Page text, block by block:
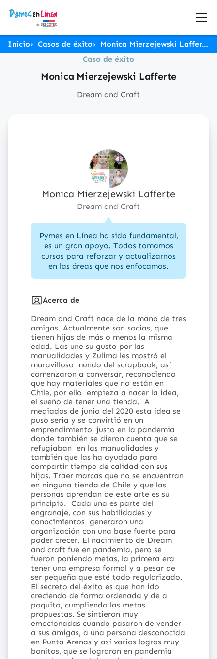
Inicio Casos de éxito
Monica Mierzejewski Lafferte
Caso de éxito
Monica Mierzejewski Lafferte
Dream and Craft
Monica Mierzejewski Lafferte
Dream and Craft
Pymes en Línea ha sido fundamental,
es un gran apoyo. Todos tomamos
cursos para reforzar y actualizarnos
en las áreas que nos enfocamos.
Acerca de
Dream and Craft nace de la mano de tres
amigas. Actualmente son socias, que
tienen hijas de más o menos la misma
edad. Las une su gusto por las
manualidades y Zulima les mostró el
maravilloso mundo del scrapbook, así
comenzaron a conversar, reconociendo
que hay materiales que no están en
Chile, por ello empieza a nacer la idea,
el sueño de tener una tienda. A
mediados de junio del 2020 esta idea se
puso seria y se convirtió en un
emprendimiento, justo en la pandemia
donde también se dieron cuenta que se
refugiaban en las manualidades y
también que las ha ayudado para
compartir tiempo de calidad con sus
hijas. Traer marcas que no se encuentran
en ninguna tienda de Chile y que las
personas aprendan de este arte es su
principio. Cada una es parte del
engranaje, con sus habilidades y
conocimientos generaron una
organización con una base fuerte para
poder crecer. El nacimiento de Dream
and craft fue en pandemia, pero se
fueron poniendo metas, la primera era
tener una empresa formal y a pesar de
ser pequeña que esté todo regularizado.
El secreto del éxito es que han ido
creciendo de forma ordenada y de a
poquito, cumpliendo las metas
propuestas. Se sintieron muy
emocionadas cuando pasaron de vender
a sus amigas, a una persona desconocida
en Punta Arenas y así varios logros muy
bonitos, que se lograron en pandemia